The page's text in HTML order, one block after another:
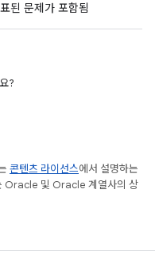
된 문제가 포함됨
?
콘텐츠 라이선스에서 설명하는
Oracle 및 Oracle 계열사의 상